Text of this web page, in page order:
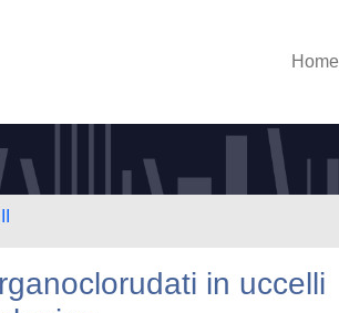
Home
in uccelli